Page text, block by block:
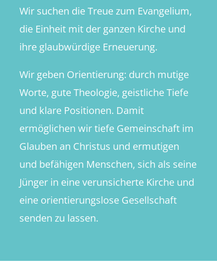
Wir suchen die Treue zum Evangelium,
die Einheit mit der ganzen Kirche und
ihre glaubwürdige Erneuerung.
Wir geben Orientierung: durch mutige
Worte, gute Theologie, geistliche Tiefe
und klare Positionen. Damit
ermöglichen wir tiefe Gemeinschaft im
Glauben an Christus und ermutigen
und befähigen Menschen, sich als seine
Jünger in eine verunsicherte Kirche und
eine orientierungslose Gesellschaft
senden zu lassen.